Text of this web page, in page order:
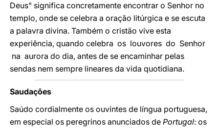
Deus" significa concretamente encontrar o Senhor no
templo, onde se celebra a oração litúrgica e se escuta
a palavra divina. Também o cristão vive esta
experiência, quando celebra os louvores do Senhor
na aurora do dia, antes de se encaminhar pelas
sendas nem sempre lineares da vida quotidiana.
Saudações
Saúdo cordialmente os ouvintes de língua portuguesa,
em especial os peregrinos anunciados de Portugal: os